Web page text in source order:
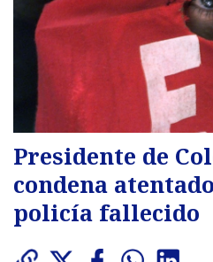
Presidente de
condena
policía fallecido